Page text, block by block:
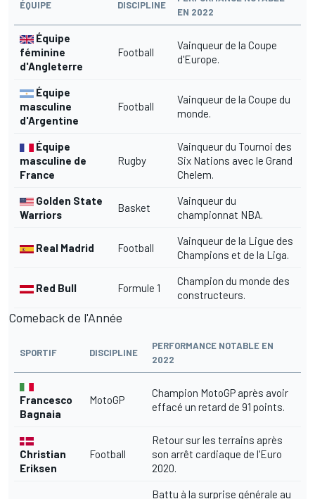
ÉQUIPE DISCIPLINE
EN 2022
Équipe
féminine
d'Angleterre
Football
Vainqueur de la Coupe
d'Europe.
Équipe
masculine
d'Argentine
Football
Vainqueur de la Coupe du
monde.
Équipe
masculine de
France
Rugby
Vainqueur du Tournoi des
Six Nations avec le Grand
Chelem.
Golden State
Warriors
Basket
Vainqueur du
championnat NBA.
Real Madrid Football
Vainqueur de la Ligue des
Champions et de la Liga.
Red Bull Formule 1
Champion du monde des
constructeurs.
Comeback de l'Année
SPORTIF DISCIPLINE
PERFORMANCE NOTABLE EN
2022
Francesco
Bagnaia
MotoGP
Champion MotoGP après avoir
effacé un retard de 91 points.
Christian
Eriksen
Football
Retour sur les terrains après
son arrêt cardiaque de l'Euro
2020.
Battu à la surprise générale au